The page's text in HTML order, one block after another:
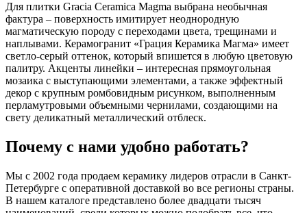
Для плитки Gracia Ceramica Magma выбрана необычная
фактура – поверхность имитирует неоднородную
магматическую породу с переходами цвета, трещинами и
наплывами. Керамогранит «Грация Керамика Магма» имеет
светло-серый оттенок, который впишется в любую цветовую
палитру. Акценты линейки – интересная прямоугольная
мозаика с выступающими элементами, а также эффектный
декор с крупным ромбовидным рисунком, выполненным
перламутровыми объемными чернилами, создающими на
свету деликатный металлический отблеск.
Почему с нами удобно работать?
Мы с 2002 года продаем керамику лидеров отрасли в Санкт-
Петербурге с оперативной доставкой во все регионы страны.
В нашем каталоге представлено более двадцати тысяч